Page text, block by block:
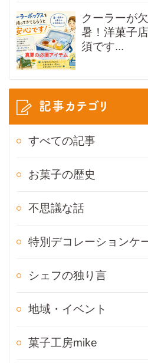
クーラーが
暑！洋菓子
須です...
記事カテゴリ
すべての記事
お菓子の歴史
不思議な話
特別デコレーションケ
シェフの独り言
地域・イベント
菓子工房mike